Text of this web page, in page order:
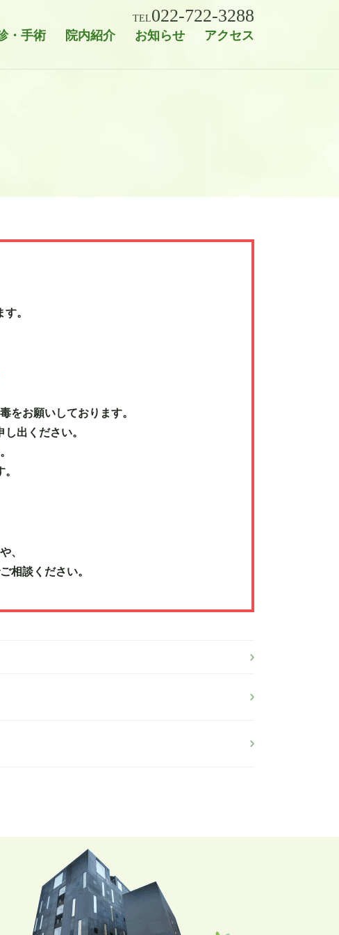
TEL022-722-3288
・手術 院内紹介 お知らせ アクセス
。
をお願いしております。
出ください。
、
相談ください。